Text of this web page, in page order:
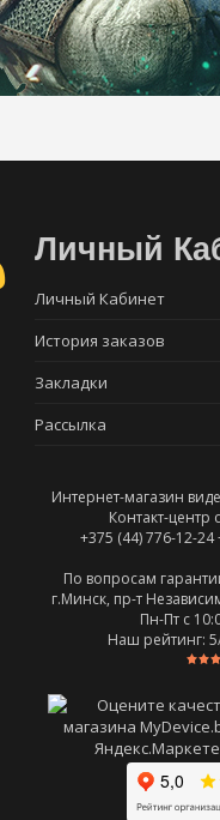
Личный
Личный Кабинет
История заказов
Закладки
Рассылка
Интернет-магазин
Контакт-центр
+375 (44) 776-12-24
По вопросам
г.Минск, пр-т
Пн-Пт c
Наш рейтинг: 5